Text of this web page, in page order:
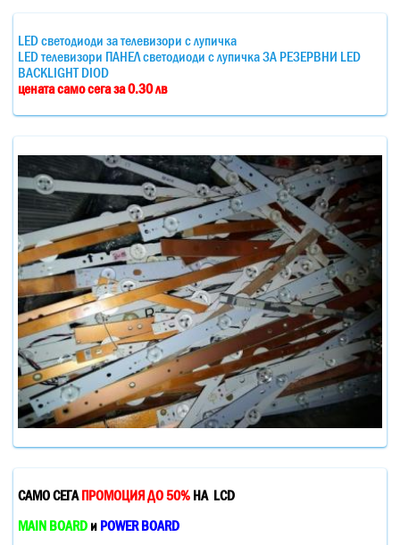
LED светодиоди за телевизори с лупичка
LED телевизори ПАНЕЛ светодиоди с лупичка ЗА РЕЗЕРВНИ LED
BACKLIGHT DIOD
цената само сега за 0.30 лв
САМО СЕГАПРОМОЦИЯ ДО 50% НА LCD
MAIN BOARD и POWER BOARD